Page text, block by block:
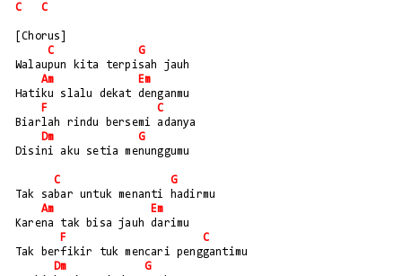
C
C
[Chorus]
C
G
Walaupun kita terpisah jauh
Am
Em
Hatiku slalu dekat denganmu
F
C
Biarlah rindu bersemi adanya
Dm
G
Disini aku setia menunggumu
C
G
Tak sabar untuk menanti hadirmu
Am
Em
Karena tak bisa jauh darimu
F
C
Tak berfikir tuk mencari penggantimu
Dm
G